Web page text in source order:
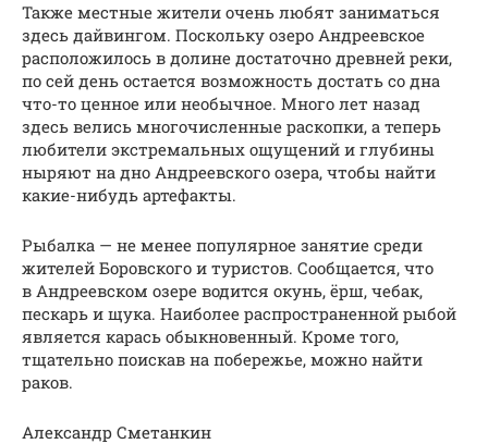
Также местные жители очень любят заниматься
здесь дайвингом. Поскольку озеро Андреевское
расположилось в долине достаточно древней реки,
по сей день остается возможность достать со дна
что-то ценное или необычное. Много лет назад
здесь велись многочисленные раскопки, а теперь
любители экстремальных ощущений и глубины
ныряют на дно Андреевского озера, чтобы найти
какие-нибудь артефакты.
Рыбалка — не менее популярное занятие среди
жителей Боровского и туристов. Сообщается, что
в Андреевском озере водится окунь, ёрш, чебак,
пескарь и щука. Наиболее распространенной рыбой
является карась обыкновенный. Кроме того,
тщательно поискав на побережье, можно найти
раков.
Александр Сметанкин